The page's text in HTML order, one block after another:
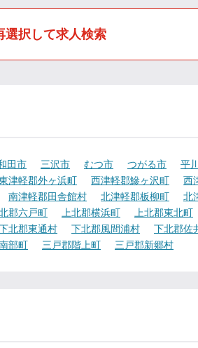
選択して求人検索
田市 三沢市 むつ市 つがる市
平
津軽郡外ヶ浜町 西津軽郡鰺ヶ沢町
西
南津軽郡田舎館村 北津軽郡板柳町
北
北郡六戸町 上北郡横浜町
上北郡東北町
北郡東通村 下北郡風間浦村
下北郡佐
部町 三戸郡階上町 三戸郡新郷村